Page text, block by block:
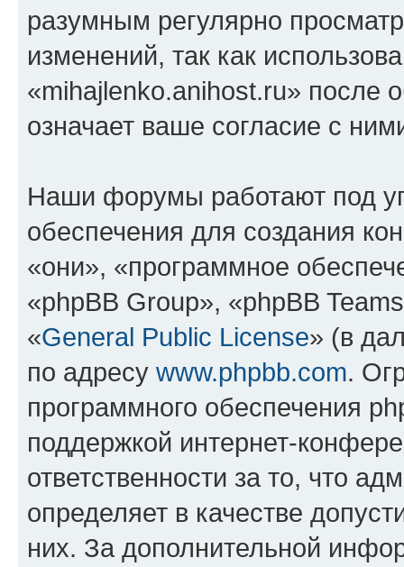
разумным регулярно
изменений, так как
«mihajlenko.anihost.ru» после
означает ваше согласие с
Наши форумы работают под
обеспечения для создания
«они», «программное
«phpBB Group», «phpBB
«General Public License» (в
по адресу www.phpbb.com.
программного обеспечения
поддержкой интернет-
ответственности за то, что
определяет в качестве
них. За дополнительной